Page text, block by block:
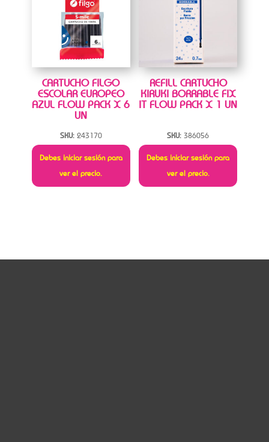
CARTUCHO FILGO
ESCOLAR EUROPEO
AZUL FLOW PACK X 6
UN
SKU: 243170
Debes iniciar sesión para
ver el precio.
REFILL CARTUCHO
KIRUKI BORRABLE FIX
IT FLOW PACK X 1 UN
SKU: 386056
Debes iniciar sesión para
ver el precio.